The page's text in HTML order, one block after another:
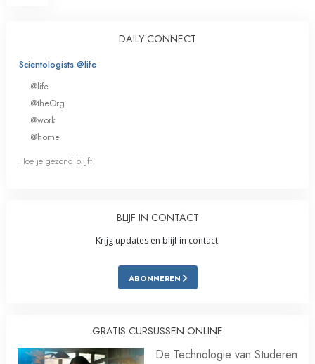
DAILY CONNECT
Scientologists @life
@life
@theOrg
@work
@home
Hoe je gezond blijft
BLIJF IN CONTACT
Krijg updates en blijf in contact.
ABONNEREN
GRATIS CURSUSSEN ONLINE
De Technologie van Studeren